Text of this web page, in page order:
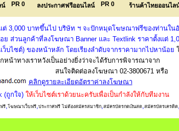
น์
PR 0
ลงประกาศฟรีออนไลน์
PR 0
ร้านค้าไทยออนไล
ต่ 3,000 บาทขึ้นไป บริษัท ฯ จะปักหมุดโฆษณาฟรีของท่านใน
ส่วนลูกค้าที่ลงโฆษณา Banner และ Textlink ราคาตั้งแต่
บไซต์) ของหน้าหลัก โดยเรียงลำดับจากราคามากไปหาน้อย
น้าทางเราหวังเป็นอย่างยิ่งว่าจะได้รับการพิจารณาจาก
สนใจติดต่อลงโฆษณา 02-3800671 หรือ
คลิกดูรายละเอียดอัตราค่าลงโฆษณา
(ถูกใจ) ให้เว็บไซต์เราด้วยนะครับเพื่อเป็นกำลังให้กับทีมงาน
รี,โฆษณาเว็บฟรี,ประกาศฟรี ไม่ต้องสมัครสมาชิก,สมัครบัตรกดเงินสด,สมัครบัตรเครดิต